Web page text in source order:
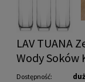
LAV TUANA
Wody Soków
Dostępność: